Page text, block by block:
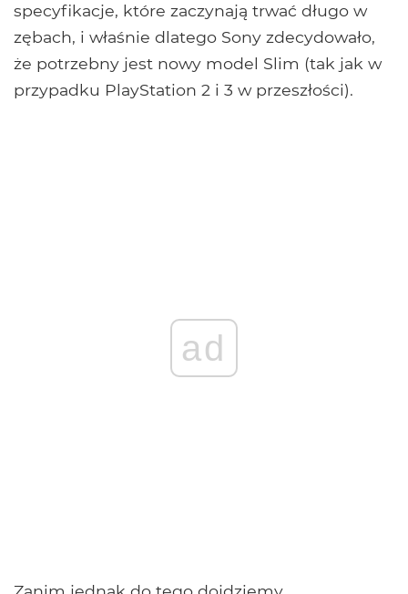
specyfikacje, które zaczynają trwać długo w
zębach, i właśnie dlatego Sony zdecydowało,
że potrzebny jest nowy model Slim (tak jak w
przypadku PlayStation 2 i 3 w przeszłości).
ad